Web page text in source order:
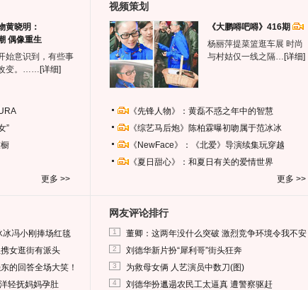
黄晓明：
偶像重生
始意识到，有些事
变。…… [详细]
”
更多 >>
视频策划
《大鹏嘚吧嘚》416期
杨丽萍提菜篮逛车展 时尚
与村姑仅一线之隔… [详细]
《先锋人物》：黄磊不惑之年中的智慧
《综艺马后炮》陈柏霖曝初吻属于范冰冰
《NewFace》：《北爱》导演续集玩穿越
《夏日甜心》：和夏日有关的爱情世界
更多 >>
冰冯小刚捧场红毯
女逛街有派头
的回答全场大笑！
轻抚妈妈孕肚
网友评论排行
1 董卿：这两年没什么突破 激烈竞争环境令我不安
2 刘德华新片扮“犀利哥”街头狂奔
3 为救母女俩 人艺演员中数刀(图)
4 刘德华扮邋遢农民工太逼真 遭警察驱赶